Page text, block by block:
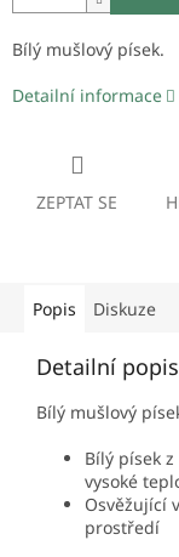
Bílý mušlový písek.
Detailní informace
ZEPTAT SE
Popis Diskuze
Detailní
Bílý mušlový
Bílý písek
vysoké
Osvěžující
prostředí